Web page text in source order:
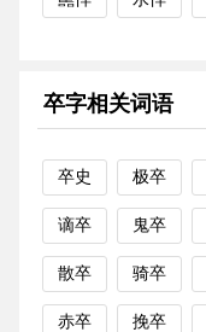
卒字相关词语
卒史 极卒
谪卒 鬼卒
散卒 骑卒
赤卒 挽卒